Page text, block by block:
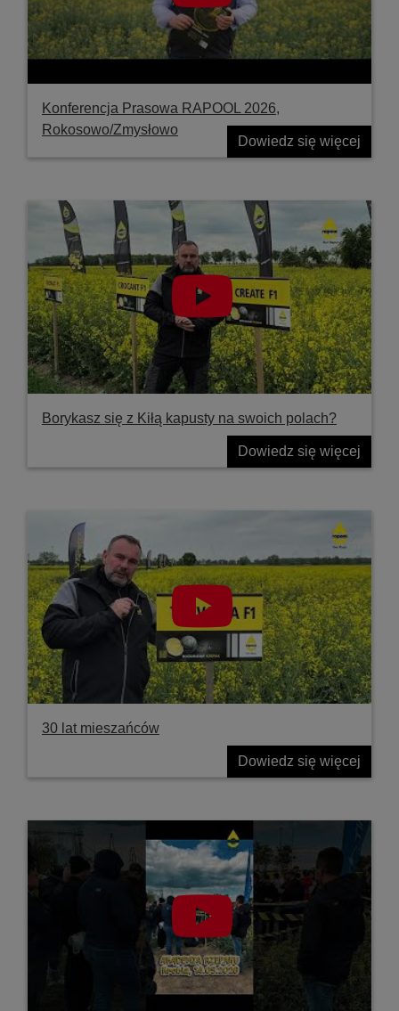
Konferencja Prasowa RAPOOL 2026,
Rokosowo/Zmysłowo
Dowiedz się więcej
Borykasz się z Kiłą kapusty na swoich polach?
Dowiedz się więcej
30 lat mieszańców
Dowiedz się więcej